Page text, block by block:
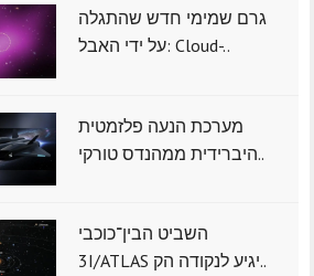
גרם שמימי חדש שהתגלה
על ידי האבל: Cloud-..
מערכת הנעה פלזמטית
היברידית ממהנדס טורקי..
השביט הבין־כוכבי
3I/ATLAS יגיע לנקודה הק..